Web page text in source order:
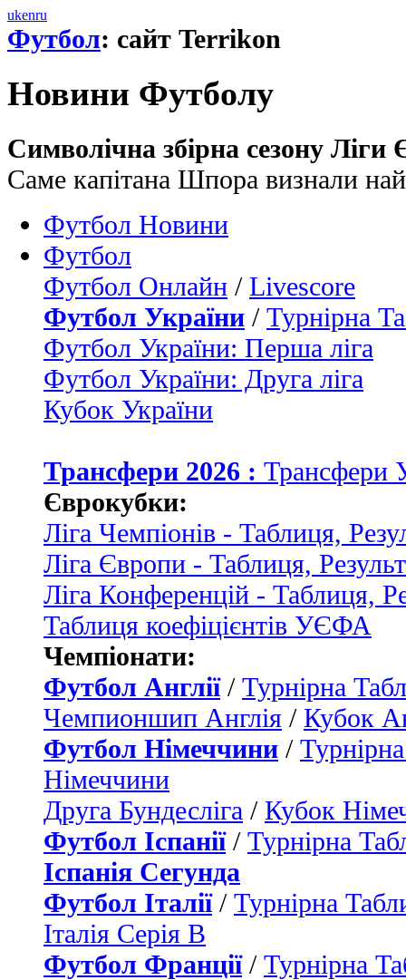
ukenru
Футбол: сайт Terrikon
Новини Футболу
Символічна збірна сезону
Саме капітана Шпора визнали
Футбол Новини
Футбол
Футбол Онлайн / Livescore
Футбол України / Турнірна
Футбол України: Перша ліга
Футбол України: Друга ліга
Кубок України
Трансфери 2026 : Трансфери
Єврокубки:
Ліга Чемпіонів - Таблиця,
Ліга Європи - Таблиця,
Ліга Конференцій - Таблиця,
Таблиця коефіцієнтів УЄФА
Чемпіонати:
Футбол Англії/ Турнірна
Чемпионшип Англія / Кубок
Футбол Німеччини /
Німеччини
Друга Бундесліга / Кубок
Футбол Іспанії/ Турнірна
Іспанія Сегунда
Футбол Італії/ Турнірна
Італія Серія B
Футбол Франції/ Турнірна